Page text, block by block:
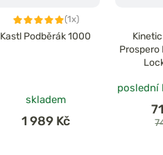
(1x)
Kastl Podběrák 1000
skladem
1 989 Kč
poslední